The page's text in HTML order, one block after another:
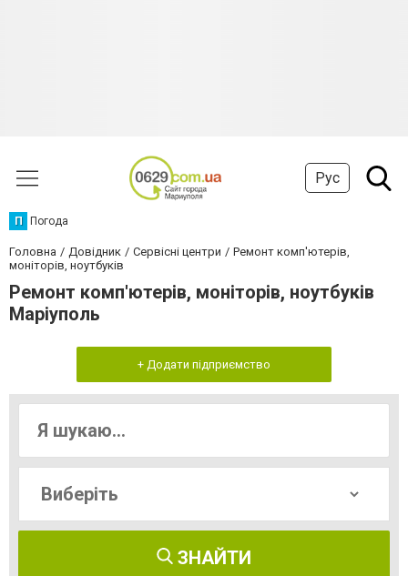
Рус
П Погода
Головна Довідник Сервісні центри
Ремонт комп'ютерів,
моніторів, ноутбуків
Ремонт комп'ютерів, моніторів, ноутбуків
Маріуполь
+ Додати підприємство
ЗНАЙТИ